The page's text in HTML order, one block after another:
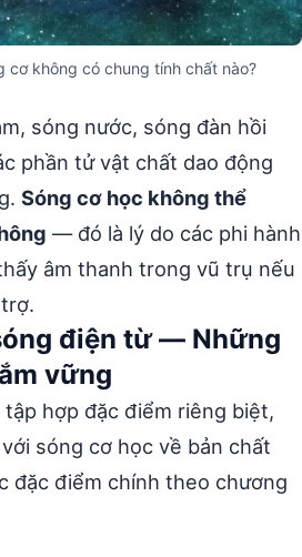
cơ không có chung tính chất nào?
sóng nước, sóng đàn hồi
phần tử vật chất dao động
Sóng cơ học không thể
— đó là lý do các phi hành
âm thanh trong vũ trụ nếu
điện từ — Những
vững
hợp đặc điểm riêng biệt,
sóng cơ học về bản chất
đặc điểm chính theo chương